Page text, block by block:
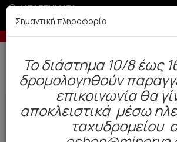
ΚΑΤΑΣΤΗΜΑΤΑ
άνω των 100€
Δωρεάν αποστολή άνω των 49€.
Γυναίκα Εσώρουχα Everyday Σλιπ
Σημαντική πληροφορία
To διάστημα 10/8 έως
δρομολογηθούν
επικοινωνία θα
αποκλειστικά μέσω
ταχυδρομείου